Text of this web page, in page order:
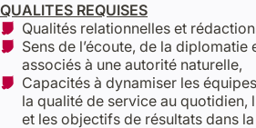
QUALITES REQUISES
Qualités relationnelles et
Sens de l’écoute, de la diplomatie
associés à une autorité naturelle,
Capacités à dynamiser les
la qualité de service au quotidien,
et les objectifs de résultats dans